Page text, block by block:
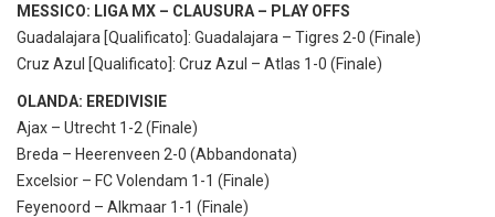
MESSICO: LIGA MX – CLAUSURA – PLAY OFFS
Guadalajara [Qualificato]: Guadalajara – Tigres 2-0 (Finale)
Cruz Azul [Qualificato]: Cruz Azul – Atlas 1-0 (Finale)
OLANDA: EREDIVISIE
Ajax – Utrecht 1-2 (Finale)
Breda – Heerenveen 2-0 (Abbandonata)
Excelsior – FC Volendam 1-1 (Finale)
Feyenoord – Alkmaar 1-1 (Finale)